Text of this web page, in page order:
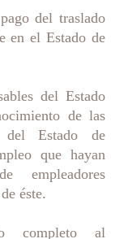
del traslado
en el Estado de
del Estado
de las
del Estado de
que hayan
empleadores
éste.
completo al